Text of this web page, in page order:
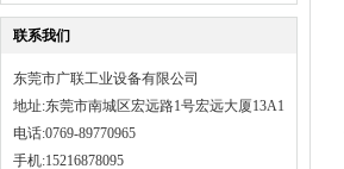
联系我们
东莞市广联工业设备有限公司
地址:东莞市南城区宏远路1号宏远大厦13A1
电话:0769-89770965
手机:15216878095